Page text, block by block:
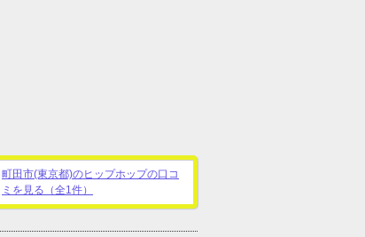
町田市(東京都)のヒップホップの口コ
ミを見る（全1件）